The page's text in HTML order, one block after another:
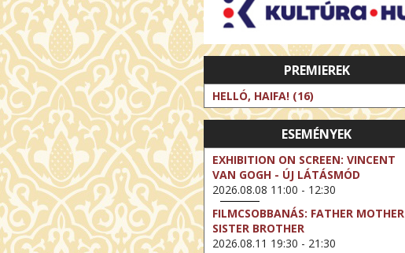
PREMIEREK
HELLÓ, HAIFA! (16)
ESEMÉNYEK
EXHIBITION ON SCREEN: VINCENT
VAN GOGH - ÚJ LÁTÁSMÓD
2026.08.08 11:00 - 12:30
FILMCSOBBANÁS: FATHER MOTHER
SISTER BROTHER
2026.08.11 19:30 - 21:30